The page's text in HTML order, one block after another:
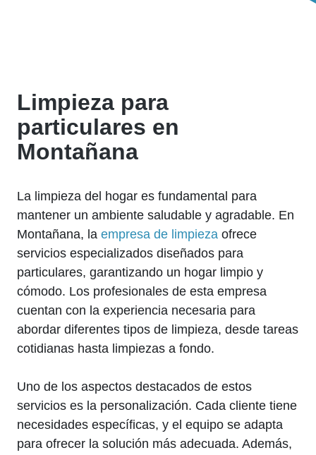
Limpieza para
particulares en
Montañana
La limpieza del hogar es fundamental para
mantener un ambiente saludable y agradable. En
Montañana, la empresa de limpieza ofrece
servicios especializados diseñados para
particulares, garantizando un hogar limpio y
cómodo. Los profesionales de esta empresa
cuentan con la experiencia necesaria para
abordar diferentes tipos de limpieza, desde tareas
cotidianas hasta limpiezas a fondo.
Uno de los aspectos destacados de estos
servicios es la personalización. Cada cliente tiene
necesidades específicas, y el equipo se adapta
para ofrecer la solución más adecuada. Además,